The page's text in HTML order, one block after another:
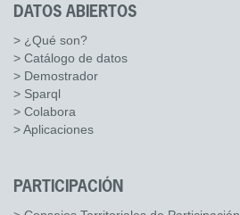
DATOS ABIERTOS
> ¿Qué son?
> Catálogo de datos
> Demostrador
> Sparql
> Colabora
> Aplicaciones
PARTICIPACIÓN